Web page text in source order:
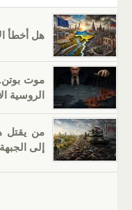
هل أخطأ
موت
الروسية
من يقتل
إلى